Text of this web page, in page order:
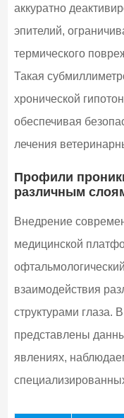
аккуратно
эпителий,
термического
Такая
хронической
обеспечивая
лечения
Профили
различным
Внедрение
медицинской
взаимодействия
структурами глаза.
представлены
явлениях,